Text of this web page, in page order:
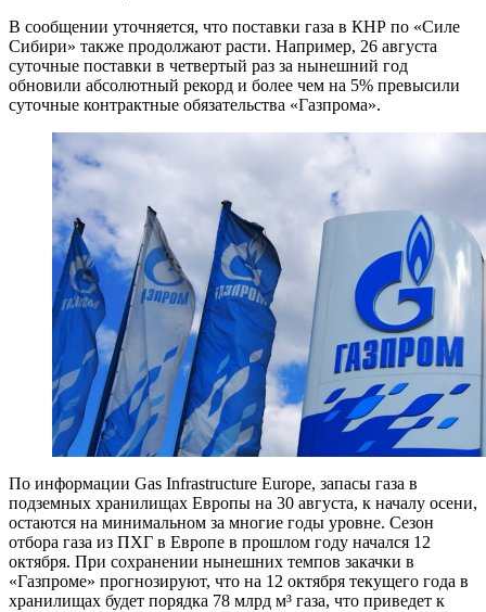
В сообщении уточняется, что поставки газа в КНР по «Силе
Сибири» также продолжают расти. Например, 26 августа
суточные поставки в четвертый раз за нынешний год
обновили абсолютный рекорд и более чем на 5% превысили
суточные контрактные обязательства «Газпрома».
По информации Gas Infrastructure Europe, запасы газа в
подземных хранилищах Европы на 30 августа, к началу осени,
остаются на минимальном за многие годы уровне. Сезон
отбора газа из ПХГ в Европе в прошлом году начался 12
октября. При сохранении нынешних темпов закачки в
«Газпроме» прогнозируют, что на 12 октября текущего года в
хранилищах будет порядка 78 млрд м³ газа, что приведет к